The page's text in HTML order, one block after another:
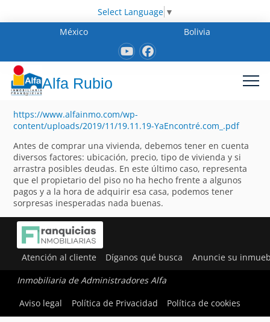
Select Language ▼
México
Bolivia
Alfa Rubio
https://www.alfainmo.com/wp-
content/uploads/2019/11/19.11.19-YaEncontré.com_.pdf
Antes de comprar una vivienda, debemos tener en cuenta
diversos factores: ubicación, precio, tipo de vivienda y si
arrastra posibles deudas. En este último caso, representa
que el propietario del piso no ha hecho frente a algunos
pagos y a la hora de adquirir esa casa, podemos tener
sorpresas inesperadas nada buenas.
Atención al cliente Díganos qué busca Anuncie su
Inmobiliaria de Administradores Alfa
Aviso legal
Política de Privacidad Política de cookies